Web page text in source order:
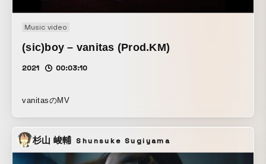
Music video
(sic)boy – vanitas (Prod.KM)
2021 00:03:10
vanitasのMV
杉山 峻輔 Shunsuke Sugiyama